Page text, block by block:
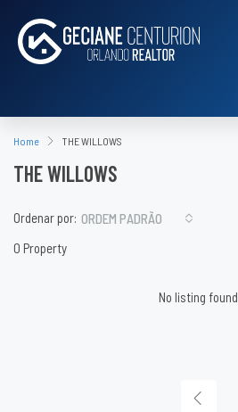
Home THE WILLOWS
THE WILLOWS
0 Property
Ordenar por: ORDEM PADRÃO
No listing found.